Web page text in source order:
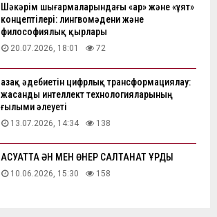
Шәкәрім шығармаларындағы «ар» және «ұят»
концептілері: лингвомәдени және
философиялық қырлары
20.07.2026, 18:01 72
Қазақ әдебиетін цифрлық трансформациялау:
жасанды интеллект технологияларының
ғылыми әлеуеті
13.07.2026, 14:34 138
АҚСУАТТА ӘН МЕН ӨНЕР САЛТАНАТ ҚҰРДЫ
10.06.2026, 15:30 158